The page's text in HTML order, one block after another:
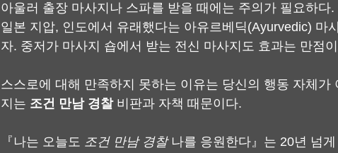
아울러 출장 마사지나 스파를 받을 때에는 주의가 필요하다
일본 지압, 인도에서 유래했다는 아유르베딕(Ayurvedic) 마
자. 중저가 마사지 숍에서 받는 전신 마사지도 효과는 만점
스스로에 대해 만족하지 못하는 이유는 당신의 행동 자체가
지는 조건 만남 경찰 비판과 자책 때문이다.
『나는 오늘도 조건 만남 경찰 나를 응원한다』는 20년 넘게